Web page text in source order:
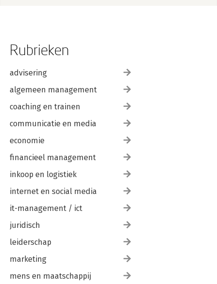
Rubrieken
advisering
algemeen management
coaching en trainen
communicatie en media
economie
financieel management
inkoop en logistiek
internet en social media
it-management / ict
juridisch
leiderschap
marketing
mens en maatschappij